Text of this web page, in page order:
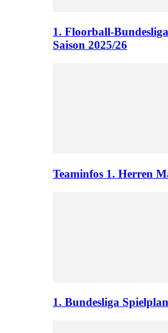
1. Floorball-
Saison 2025/26
Teaminfos 1. Herren
1. Bundesliga Spielplan